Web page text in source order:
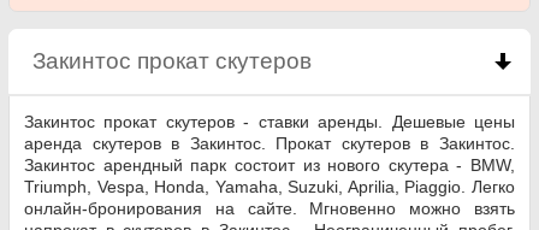
Закинтос прокат скутеров click to collapse
Закинтос прокат скутеров - ставки аренды. Дешевые цены
аренда скутеров в Закинтос. Прокат скутеров в Закинтос.
Закинтос арендный парк состоит из нового скутера - BMW,
Triumph, Vespa, Honda, Yamaha, Suzuki, Aprilia, Piaggio. Легко
онлайн-бронирования на сайте. Мгновенно можно взять